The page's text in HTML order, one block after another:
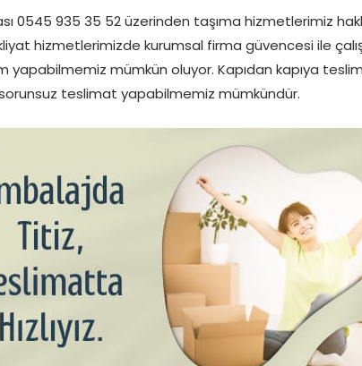
0545 935 35 52 üzerinden taşıma hizmetlerimiz
hizmetlerimizde kurumsal firma güvencesi ile
yapabilmemiz mümkün oluyor. Kapıdan kapıya
teslimat yapabilmemiz mümkündür.